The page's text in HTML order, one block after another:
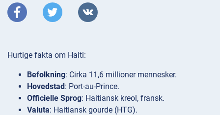
Hurtige fakta om Haiti:
Befolkning: Cirka 11,6 millioner mennesker.
Hovedstad: Port-au-Prince.
Officielle Sprog: Haitiansk kreol, fransk.
Valuta: Haitiansk gourde (HTG).